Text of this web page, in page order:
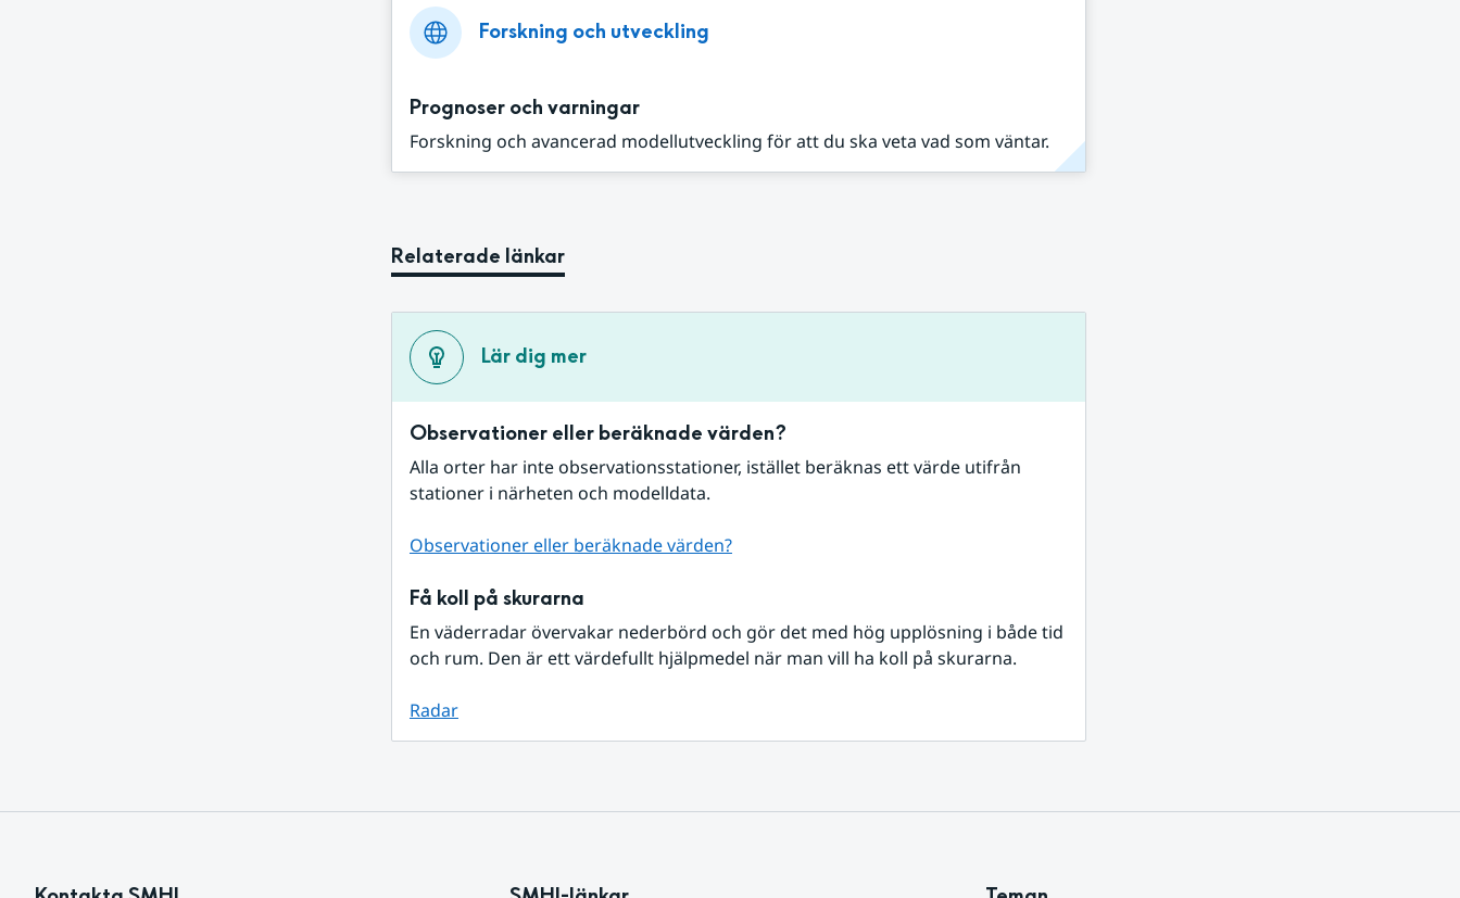
Forskning och utveckling
Prognoser och varningar
Forskning och avancerad modellutveckling för att du ska veta vad som väntar.
Relaterade länkar
Lär dig mer
Observationer eller beräknade värden?
Alla orter har inte observationsstationer, istället beräknas ett värde utifrån
stationer i närheten och modelldata.
Observationer eller beräknade värden?
Få koll på skurarna
En väderradar övervakar nederbörd och gör det med hög upplösning i både tid
och rum. Den är ett värdefullt hjälpmedel när man vill ha koll på skurarna.
Radar